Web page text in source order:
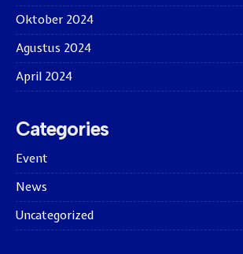
Oktober 2024
Agustus 2024
April 2024
Categories
Event
News
Uncategorized